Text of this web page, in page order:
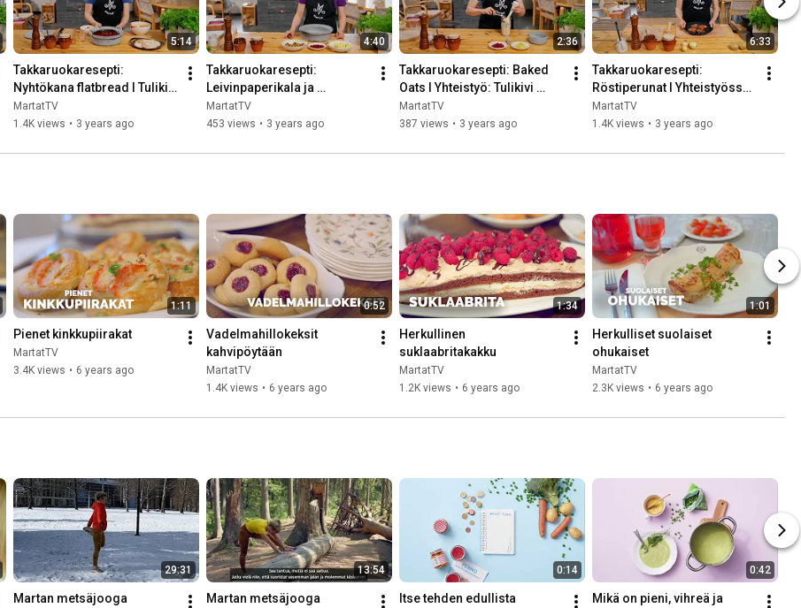
5:14
Takkaruokaresepti:
Nyhtökana flatbread I Tulikivi
Cooking
MartatTV
1.4K views • 3 years ago
4:40
Takkaruokaresepti:
Leivinpaperikala ja
paahdettu hedelmäsalaatti I
Yhteistyö: Tulikivi Cooking
MartatTV
453 views • 3 years ago
2:36
Takkaruokaresepti: Baked
Oats I Yhteistyö: Tulikivi
Cooking
MartatTV
387 views • 3 years ago
6:33
Takkaruokaresepti:
Röstiperunat I Yhteistyössä:
Tulikivi Cooking
MartatTV
1.4K views • 3 years ago
1:11
Pienet kinkkupiirakat
MartatTV
3.4K views • 6 years ago
0:52
Vadelmahillokeksit
kahvipöytään
MartatTV
1.4K views • 6 years ago
1:34
Herkullinen
suklaabritakakku
MartatTV
1.2K views • 6 years ago
1:01
Herkulliset suolaiset
ohukaiset
MartatTV
2.3K views • 6 years ago
29:31
Martan metsäjooga
13:54
Martan metsäjooga
0:14
Itse tehden edullista
0:42
Mikä on pieni, vihreä ja